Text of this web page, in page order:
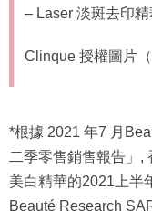
– Laser 淡斑去印
Clinque 授權圖片
*根據 2021 年7 月
二季零售銷售報告」,
美白精華的2021上半
Beauté Research